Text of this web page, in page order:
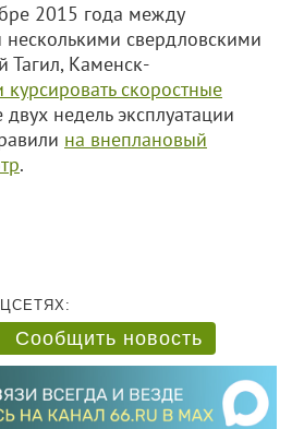
2015 года между
несколькими свердловскими
Каменск-
курсировать скоростные
двух недель эксплуатации
на внеплановый
.
Сообщить новость